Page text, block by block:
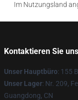
Im Nutzungsland
Kontaktieren Sie uns
Unser Hauptbüro: 155
Unser Lager: Nr. 209,
Guangdong, CN